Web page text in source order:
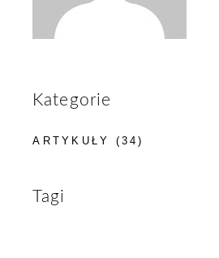
Kategorie
ARTYKUŁY (34)
Tagi